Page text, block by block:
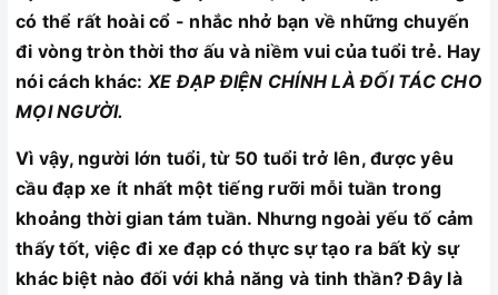
có thể rất hoài cổ - nhắc nhở bạn về những chuyến
đi vòng tròn thời thơ ấu và niềm vui của tuổi trẻ. Hay
nói cách khác: XE ĐẠP ĐIỆN CHÍNH LÀ ĐỐI TÁC CHO
MỌI NGƯỜI.
Vì vậy, người lớn tuổi, từ 50 tuổi trở lên, được yêu
cầu đạp xe ít nhất một tiếng rưỡi mỗi tuần trong
khoảng thời gian tám tuần. Nhưng ngoài yếu tố cảm
thấy tốt, việc đi xe đạp có thực sự tạo ra bất kỳ sự
khác biệt nào đối với khả năng và tinh thần? Đây là